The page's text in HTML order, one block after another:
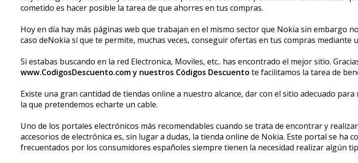
cometido es hacer posible la tarea de que ahorres en tus compras.
Hoy en día hay más páginas web que trabajan en el mismo sector que Nokia sin embargo
caso deNokia sí que te permite, muchas veces, conseguir ofertas en tus compras mediante
Si estabas buscando en la red Electronica, Moviles, etc.. has encontrado el mejor sitio.
www.CodigosDescuento.com y nuestros Códigos Descuento te facilitamos la tarea de
Existe una gran cantidad de tiendas online a nuestro alcance, dar con el sitio adecuado
la que pretendemos echarte un cable.
Uno de los portales electrónicos más recomendables cuando se trata de encontrar y
accesorios de electrónica es, sin lugar a dudas, la tienda online de Nokia. Este portal se ha
frecuentados por los consumidores españoles siempre tienen la necesidad realizar algún